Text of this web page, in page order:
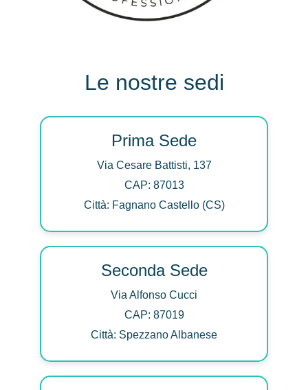
Le nostre sedi
Prima Sede
Via Cesare Battisti, 137
CAP: 87013
Città: Fagnano Castello (CS)
Seconda Sede
Via Alfonso Cucci
CAP: 87019
Città: Spezzano Albanese